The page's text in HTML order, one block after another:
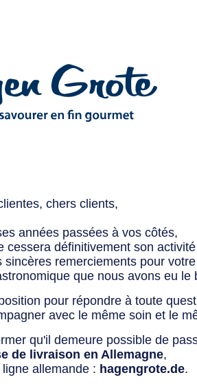
chers clients,
années passées à vos côtés,
définitivement son
remerciements pour
que nous avons eu le
pour répondre à toute
avec le même soin et le
qu'il demeure possible de
de livraison en Allemagne,
allemande : hagengrote.de.